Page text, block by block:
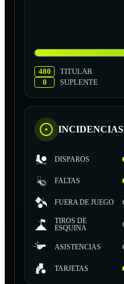
480
TITULAR
0
SUPLENTE
INCIDENCIAS
DISPAROS
FALTAS
FUERA DE JUEGO
TIROS DE
ESQUINA
ASISTENCIAS
TARJETAS